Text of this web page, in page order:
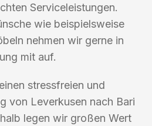
Serviceleistungen.
wie beispielsweise
nehmen wir gerne in
mit auf.
stressfreien und
von Leverkusen nach Bari
legen wir großen Wert